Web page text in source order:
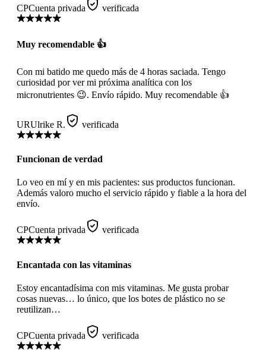
CPCuenta privada verificada
Muy recomendable 👍
Con mi batido me quedo más de 4 horas saciada. Tengo
curiosidad por ver mi próxima analítica con los
micronutrientes 😉. Envío rápido. Muy recomendable 👍
URUlrike R. verificada
Funcionan de verdad
Lo veo en mí y en mis pacientes: sus productos funcionan.
Además valoro mucho el servicio rápido y fiable a la hora del
envío.
CPCuenta privada verificada
Encantada con las vitaminas
Estoy encantadísima con mis vitaminas. Me gusta probar
cosas nuevas… lo único, que los botes de plástico no se
reutilizan…
CPCuenta privada verificada